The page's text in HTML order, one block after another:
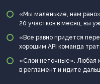
«Мы маленькие, нам
20 участков в месяц, вы
«Все равно придется
хорошим API команда
«Слои неточные». Любая
в регламент и идите